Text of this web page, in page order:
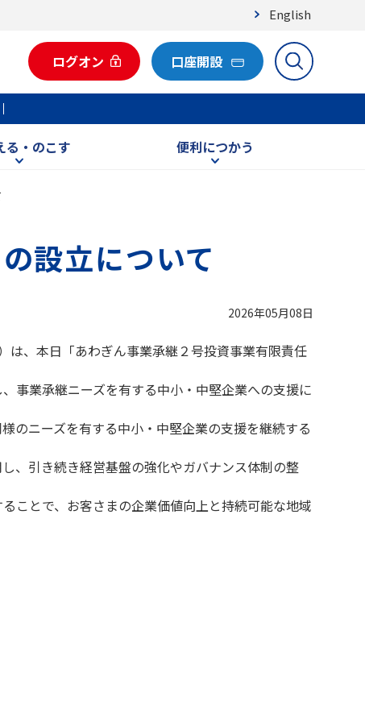
English
ログオン 口座開設
る・のこす 便利につかう
設立について
2026年05月08日
は、本日「あわぎん事業承継２号投資事業有限責任
事業承継ニーズを有する中小・中堅企業への支援に
のニーズを有する中小・中堅企業の支援を継続する
、引き続き経営基盤の強化やガバナンス体制の整
ことで、お客さまの企業価値向上と持続可能な地域